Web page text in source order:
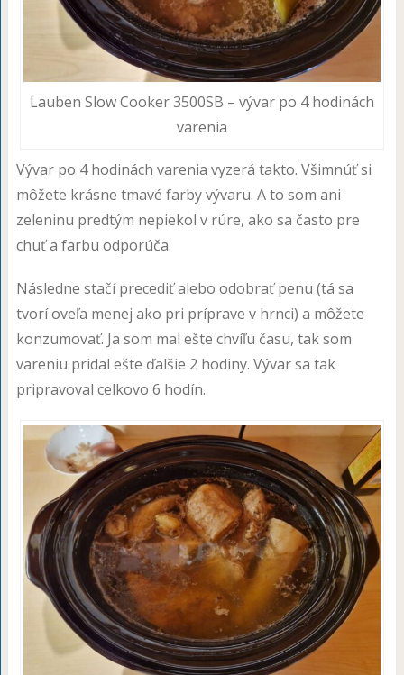
Lauben Slow Cooker 3500SB – vývar po 4 hodinách
varenia
Vývar po 4 hodinách varenia vyzerá takto. Všimnúť si
môžete krásne tmavé farby vývaru. A to som ani
zeleninu predtým nepiekol v rúre, ako sa často pre
chuť a farbu odporúča.
Následne stačí precediť alebo odobrať penu (tá sa
tvorí oveľa menej ako pri príprave v hrnci) a môžete
konzumovať. Ja som mal ešte chvíľu času, tak som
vareniu pridal ešte ďalšie 2 hodiny. Vývar sa tak
pripravoval celkovo 6 hodín.